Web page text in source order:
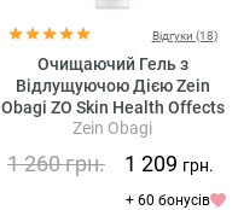
Відгуки (18)
Очищаючий Гель з
Відлущуючою Дією Zein
Obagi ZO Skin Health Offects
Exfoliating Cleanser
Zein Obagi
1 260грн. 1 209 грн.
+ 60 бонусів